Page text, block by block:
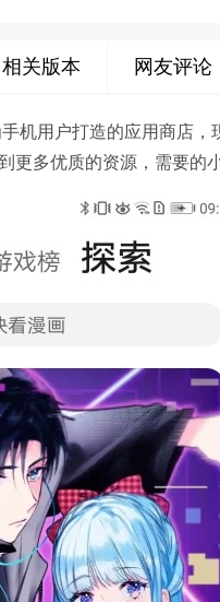
相关版本 网友评论
机用户打造的应用商店，
多优质的资源，需要的